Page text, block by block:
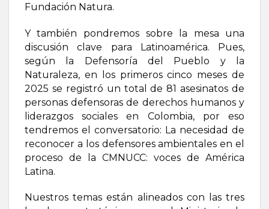
Fundación Natura.
Y también pondremos sobre la mesa una
discusión clave para Latinoamérica. Pues,
según la Defensoría del Pueblo y la
Naturaleza, en los primeros cinco meses de
2025 se registró un total de 81 asesinatos de
personas defensoras de derechos humanos y
liderazgos sociales en Colombia, por eso
tendremos el conversatorio: La necesidad de
reconocer a los defensores ambientales en el
proceso de la CMNUCC: voces de América
Latina.
Nuestros temas están alineados con las tres